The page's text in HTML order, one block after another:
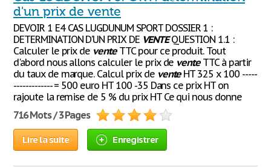
d'un prix de vente
DEVOIR 1 E4 CAS LUGDUNUM SPORT DOSSIER 1 :
DETERMINATION D'UN PRIX DE VENTEQUESTION 1.1 :
Calculer le prix de venteTTC pour ce produit. Tout
d'abord nous allons calculer le prix de venteTTC à partir
du taux de marque. Calcul prix de venteHT 325 x 100 -----
------------- = 500 euro HT 100 -35 Dans ce prix HT on
rajoute la remise de 5 % du prix HT Ce qui nous donne
716 Mots / 3 Pages
Lire la suite Enregistrer